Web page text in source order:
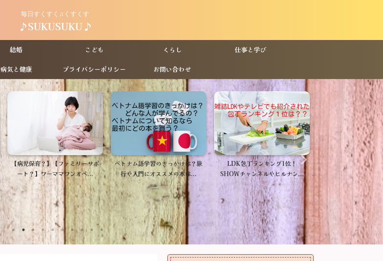
毎日すくすく♫くすくす
♪SUKUSUKU♪
結婚 こども くらし 仕事と学び
病気と健康 プライバシーポリシー お問い合わせ
ベトナム語学習のきっかけは？旅
行や入門にオススメの本は...
LDK包丁ランキング1位！
SHOWチャンネルやヒルナン...
待ち合わせはホテルのロビーで。
お見合～実践編～
30･40代の婚活！交際
義は？～お見合